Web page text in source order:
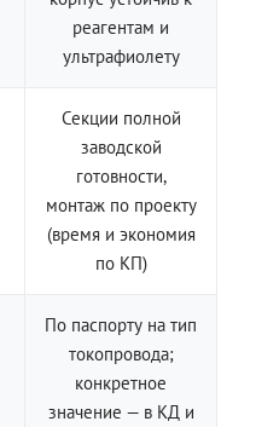
реагентам и
ультрафиолету
Секции полной
заводской
готовности,
монтаж по проекту
(время и экономия
по КП)
По паспорту на тип
токопровода;
конкретное
значение — в КД и